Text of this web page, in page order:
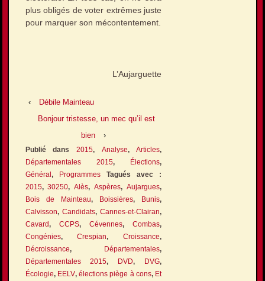
plus obligés de voter extrêmes juste
pour marquer son mécontentement.
L’Aujarguette
‹
Débile Mainteau
Bonjour tristesse, un mec qu’il est
bien
›
Publié dans 2015, Analyse,Articles,
Départementales 2015, Élections,
Général, ProgrammesTagués avec :
2015,30250,Alès,Aspères,Aujargues,
Bois de Mainteau, Boissières, Bunis,
Calvisson, Candidats,Cannes-et-Clairan,
Cavard, CCPS, Cévennes,Combas,
Congénies,Crespian,Croissance,
Décroissance, Départementales,
Départementales 2015, DVD, DVG,
Écologie, EELV,élections piège à cons, Et